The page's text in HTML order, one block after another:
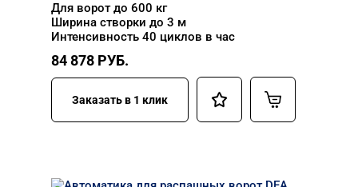
Для ворот до 600 кг
Ширина створки до 3 м
Интенсивность 40 циклов в час
84 878 РУБ.
Заказать в 1 клик